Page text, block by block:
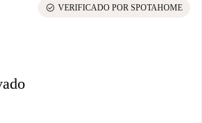
check_circle VERIFICADO POR SPOTAHOME